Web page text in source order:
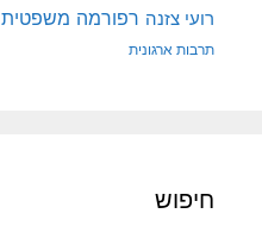
רועי צזנה רפורמה משפטית
תרבות ארגונית
חיפוש